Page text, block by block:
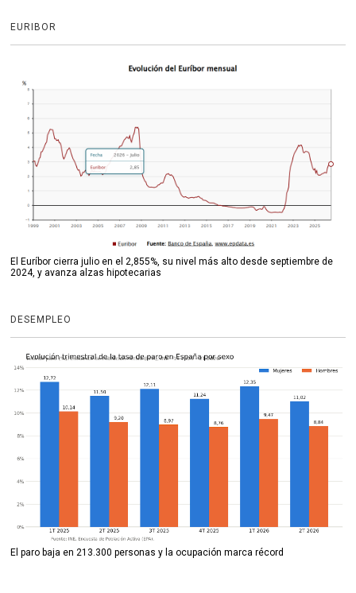
EURIBOR
El Euríbor cierra julio en el 2,855%, su nivel más alto desde septiembre de
2024, y avanza alzas hipotecarias
DESEMPLEO
El paro baja en 213.300 personas y la ocupación marca récord